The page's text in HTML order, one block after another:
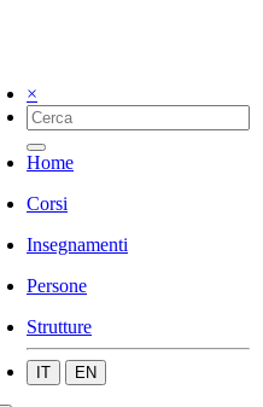
×
Home
Corsi
Insegnamenti
Persone
Strutture
IT EN